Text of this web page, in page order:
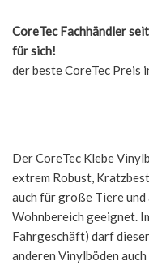
CoreTec Fachhändler
für sich!
der beste CoreTec Preis
Der CoreTec Klebe
extrem Robust,
auch für große Tiere
Wohnbereich geeignet.
Fahrgeschäft) darf
anderen Vinylböden